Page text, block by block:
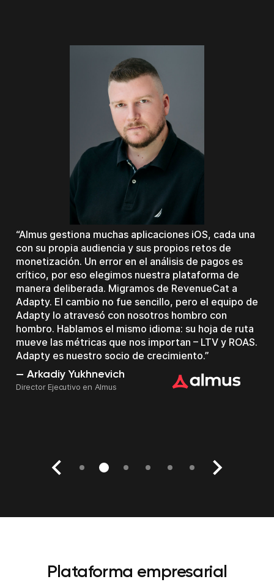
Cem Ortabas
Co-fundador y CEO, HubX
Almus gestiona muchas aplicaciones iOS, cada una
con su propia audiencia y sus propios retos de
monetización. Un error en el análisis de pagos es
crítico, por eso elegimos nuestra plataforma de
manera deliberada. Migramos de RevenueCat a
Adapty. El cambio no fue sencillo, pero el equipo de
Adapty lo atravesó con nosotros hombro con
hombro. Hablamos el mismo idioma: su hoja de ruta
mueve las métricas que nos importan – LTV y ROAS.
Adapty es nuestro socio de crecimiento.
Arkadiy Yukhnevich
Director Ejecutivo en Almus
Roman Degtyarev
Co-Fundador
Chris Bick
Kyle Smith
Dating
Roi Mulia
Fundador y CEO, SocialKit
Plataforma empresarial